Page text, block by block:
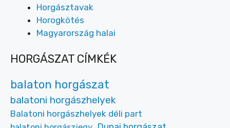
Horgásztavak
Horogkötés
Magyarország halai
HORGÁSZAT CÍMKÉK
balaton horgászat
balatoni horgászhelyek
Balatoni horgászhelyek déli part